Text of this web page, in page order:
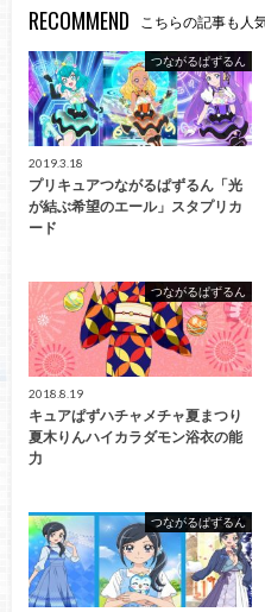
RECOMMEND こちらの記事も人
つながるぱずるん
2019.3.18
プリキュアつながるぱずるん「光
が結ぶ希望のエール」スタプリカ
ード
つながるぱずるん
2018.8.19
キュアぱずハチャメチャ夏まつり
夏木りんハイカラダモン浴衣の能
力
つながるぱずるん